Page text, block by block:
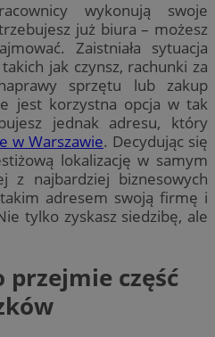
wykonują swoje
już biura – możesz
Zaistniała sytuacja
jak czynsz, rachunki za
sprzętu lub zakup
jest korzystna opcja w tak
jednak adresu, który
w Warszawie. Decydując się
lokalizację w samym
z najbardziej biznesowych
adresem swoją firmę i
tylko zyskasz siedzibę, ale
część